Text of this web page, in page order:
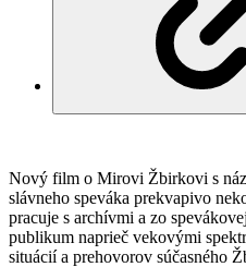
Nový film o Mirovi Žbirkovi s
slávneho speváka prekvapivo
pracuje s archívmi a zo
publikum naprieč vekovými
situácií a prehovorov súčasného